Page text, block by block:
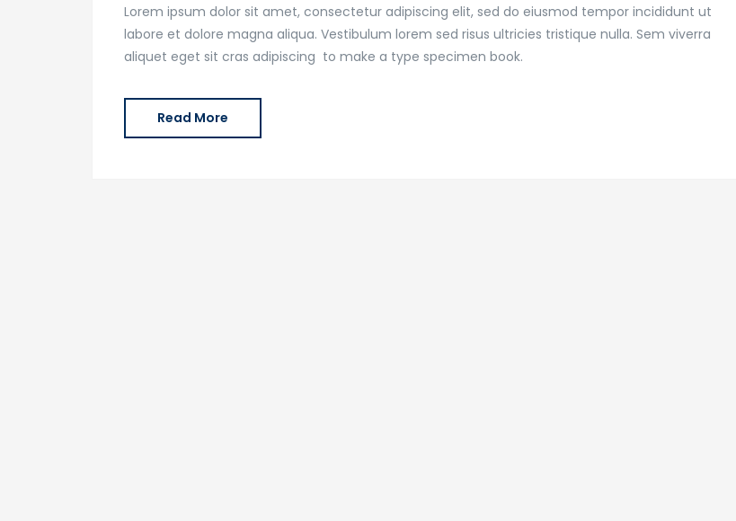
Lorem ipsum dolor sit amet, consectetur adipiscing elit, sed do eiusmod tempor incididunt ut
labore et dolore magna aliqua. Vestibulum lorem sed risus ultricies tristique nulla. Sem viverra
aliquet eget sit cras adipiscing to make a type specimen book.
Read More